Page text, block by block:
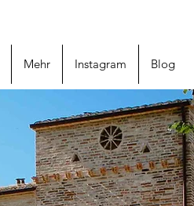
Mehr Instagram Blog